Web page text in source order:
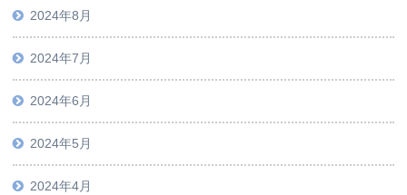
2024年8月
2024年7月
2024年6月
2024年5月
2024年4月